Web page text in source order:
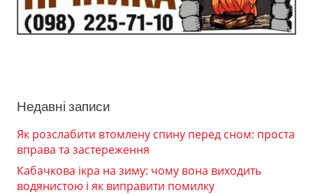
Недавні записи
Як розслабити втомлену спину перед сном: проста
вправа та застереження
Кабачкова ікра на зиму: чому вона виходить
водянистою і як виправити помилку